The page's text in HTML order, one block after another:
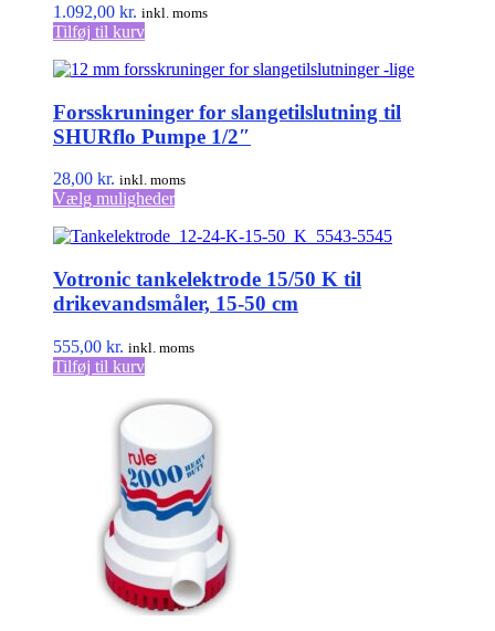
1.092,00 kr. inkl. moms
Tilføj til kurv
Forsskruninger for slangetilslutning til
SHURflo Pumpe 1/2″
28,00 kr. inkl. moms
Vælg mulighederDette
har
varianter.
Mulighederne
kan
på
Votronic tankelektrode 15/50 K til
drikevandsmåler, 15-50 cm
555,00 kr. inkl. moms
Tilføj til kurv